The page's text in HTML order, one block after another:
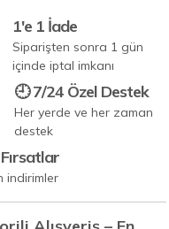
1'e 1 İade
Siparişten sonra 1 gün
içinde iptal imkanı
🕘 7/24 Özel Destek
Her yerde ve her zaman
destek
indirimler